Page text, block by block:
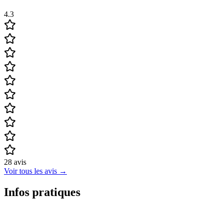
4.3
28 avis
Voir tous les avis →
Infos pratiques